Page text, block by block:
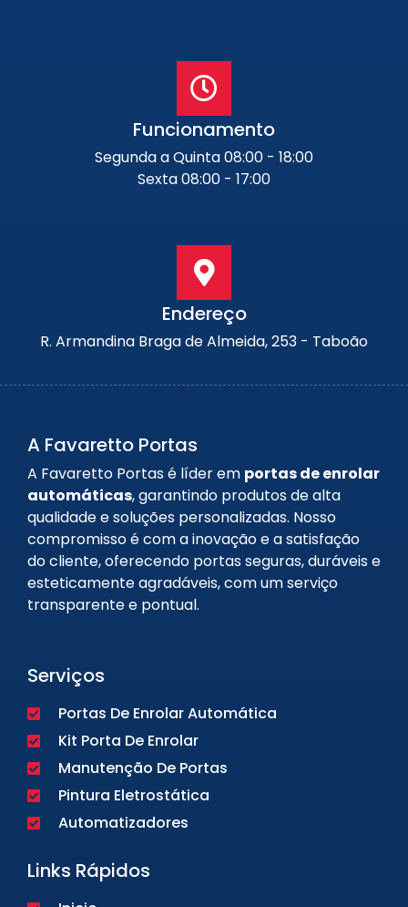
Funcionamento
Segunda a Quinta 08:00 - 18:00
Sexta 08:00 - 17:00
Endereço
R. Armandina Braga de Almeida, 253 - Taboão
A Favaretto Portas
A Favaretto Portas é líder em portas de enrolar
automáticas, garantindo produtos de alta
qualidade e soluções personalizadas. Nosso
compromisso é com a inovação e a satisfação
do cliente, oferecendo portas seguras, duráveis e
esteticamente agradáveis, com um serviço
transparente e pontual.
Serviços
Portas De Enrolar Automática
Kit Porta De Enrolar
Manutenção De Portas
Pintura Eletrostática
Automatizadores
Links Rápidos